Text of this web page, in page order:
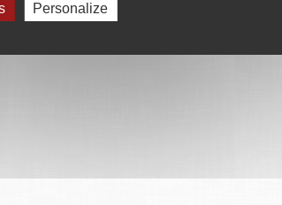
Personalize